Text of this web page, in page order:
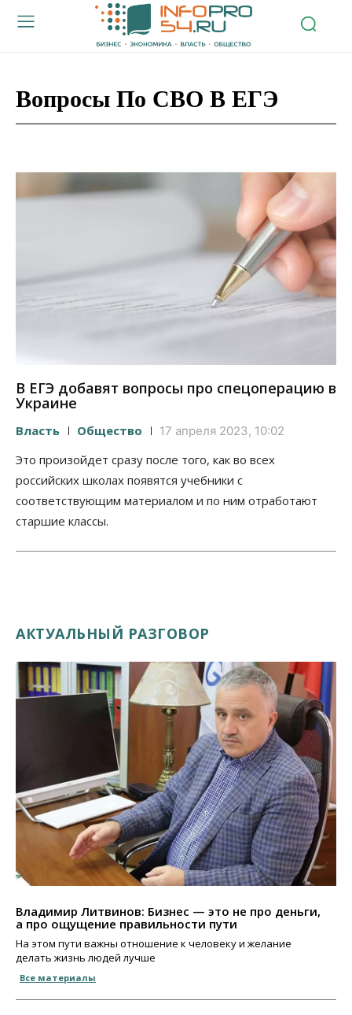
Вопросы По СВО В ЕГЭ
В ЕГЭ добавят вопросы про спецоперацию в
Украине
Власть Общество 17 апреля 2023, 10:02
Это произойдет сразу после того, как во всех
российских школах появятся учебники с
соответствующим материалом и по ним отработают
старшие классы.
АКТУАЛЬНЫЙ РАЗГОВОР
Владимир Литвинов: Бизнес — это не про деньги,
а про ощущение правильности пути
На этом пути важны отношение к человеку и желание
делать жизнь людей лучше
Все материалы